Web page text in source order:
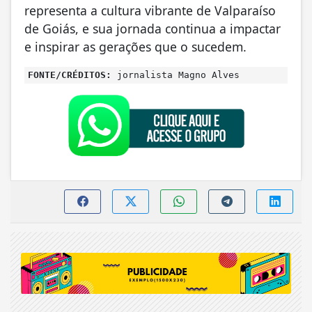
representa a cultura vibrante de Valparaíso
de Goiás, e sua jornada continua a impactar
e inspirar as gerações que o sucedem.
FONTE/CRÉDITOS: jornalista Magno Alves